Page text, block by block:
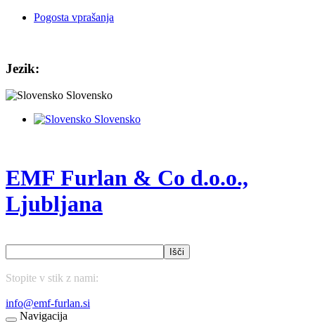
Pogosta vprašanja
Jezik:
Slovensko
Slovensko
EMF Furlan & Co d.o.o.,
Ljubljana
Išči
Stopite v stik z nami:
info@emf-furlan.si
Navigacija